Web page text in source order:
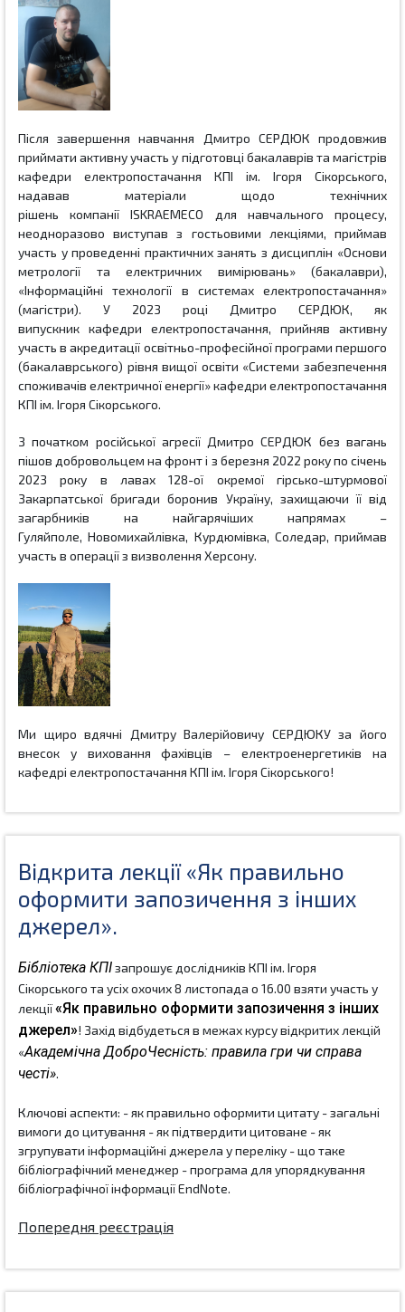
Після завершення навчання Дмитро СЕРДЮК продовжив
приймати активну участь у підготовці бакалаврів та магістрів
кафедри електропостачання КПІ ім. Ігоря Сікорського,
надавав матеріали щодо технічних
рішенькомпаніїISKRAEMECO для навчального процесу,
неодноразово виступав з гостьовими лекціями, приймав
участь у проведенні практичних занять з дисциплін «Основи
метрології та електричних вимірювань» (бакалаври),
«Інформаційні технології в системах електропостачання»
(магістри). У 2023 році Дмитро СЕРДЮК, як
випускник кафедри електропостачання, прийняв активну
участь в акредитації освітньо-професійної програми першого
(бакалаврського) рівня вищої освіти «Системи забезпечення
споживачів електричної енергії» кафедри електропостачання
КПІ ім. Ігоря Сікорського.
З початком російської агресії Дмитро СЕРДЮК без вагань
пішов добровольцем на фронт і з березня 2022 року по січень
2023 року в лавах128-ої окремої гірсько-штурмової
Закарпатської бригади боронив Україну, захищаючи її від
загарбників на найгарячіших напрямах –
Гуляйполе,Новомихайлівка, Курдюмівка, Соледар, приймав
участь в операції з визволення Херсону.
Ми щиро вдячні Дмитру Валерійовичу СЕРДЮКУ за його
внесок у виховання фахівців – електроенергетиків на
кафедрі електропостачання КПІ ім. Ігоря Сікорського!
Відкрита лекції «Як правильно
оформити запозичення з інших
джерел».
Бібліотека КПІ запрошує дослідників КПІ ім. Ігоря
Сікорського та усіх охочих 8 листопада о 16.00 взяти участь у
лекції «Як правильно оформити запозичення з інших
джерел»! Захід відбудеться в межах курсу відкритих лекцій
«Академічна ДоброЧесність: правила гри чи справа
честі».
Ключові аспекти: - як правильно оформити цитату - загальні
вимоги до цитування - як підтвердити цитоване - як
згрупувати інформаційні джерела у переліку - що таке
бібліографічний менеджер - програма для упорядкування
бібліографічної інформації EndNote.
Попередня реєстрація